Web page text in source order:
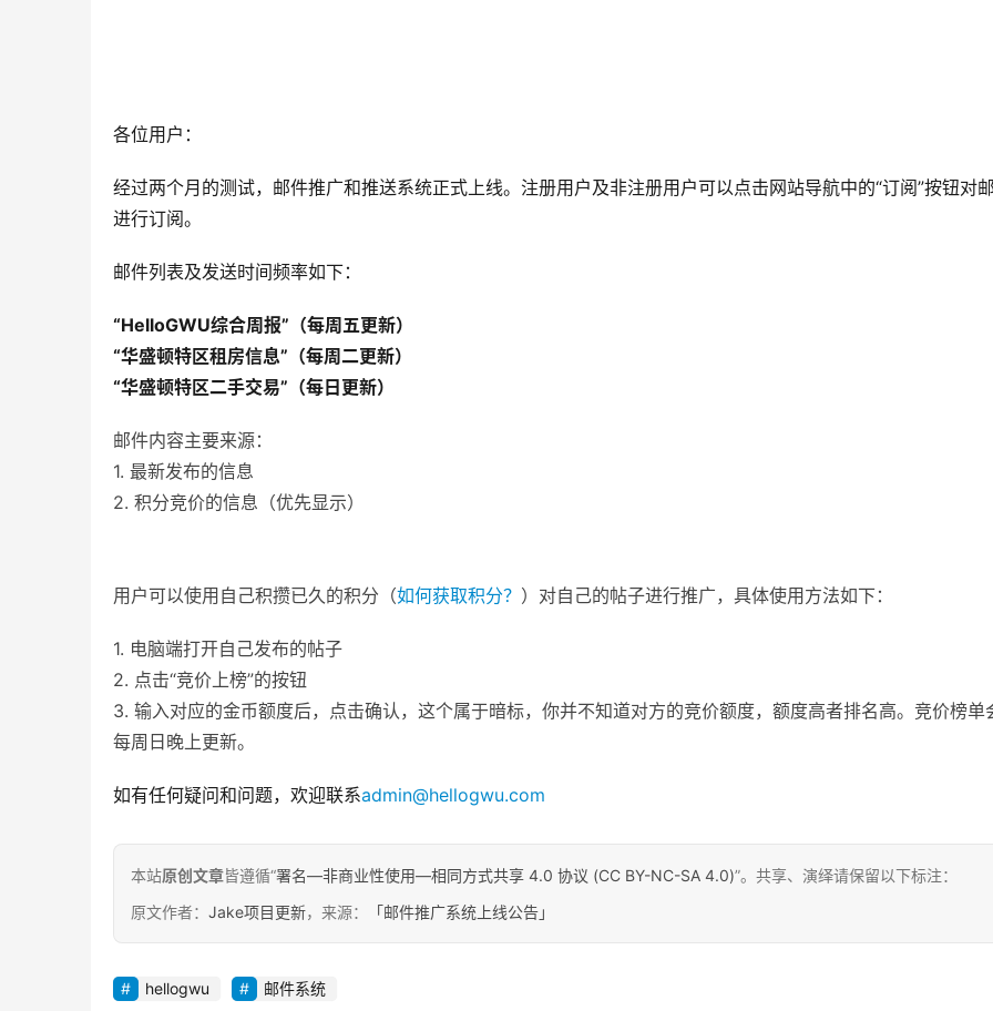
各位用户：
经过两个月的测试，邮件推广和推送系统正式上线。注册用户及非注册用户可以点击网站导航中的“订阅”按钮对
进行订阅。
邮件列表及发送时间频率如下：
“HelloGWU综合周报”（每周五更新）
“华盛顿特区租房信息”（每周二更新）
“华盛顿特区二手交易”（每日更新）
邮件内容主要来源：
1. 最新发布的信息
2. 积分竞价的信息（优先显示）
用户可以使用自己积攒已久的积分（如何获取积分？ ）对自己的帖子进行推广，具体使用方法如下：
1. 电脑端打开自己发布的帖子
2. 点击“竞价上榜”的按钮
3. 输入对应的金币额度后，点击确认，这个属于暗标，你并不知道对方的竞价额度，额度高者排名高。竞价榜单
每周日晚上更新。
如有任何疑问和问题，欢迎联系admin@hellogwu.com
本站原创文章皆遵循“署名—非商业性使用—相同方式共享 4.0 协议 (CC BY-NC-SA 4.0)”。共享、演绎请保留以下标注：
原文作者： Jake项目更新，来源： 「邮件推广系统上线公告」
hellogwu 邮件系统